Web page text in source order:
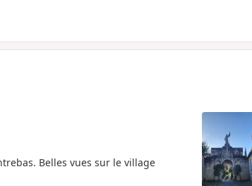
Belles vues sur le village